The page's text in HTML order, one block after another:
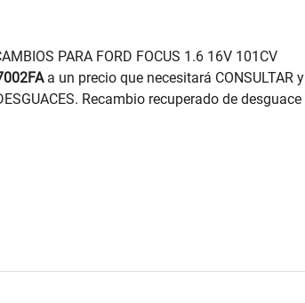
PARA FORD FOCUS 1.6 16V 101CV
a un precio que necesitará CONSULTAR y
Recambio recuperado de desguace